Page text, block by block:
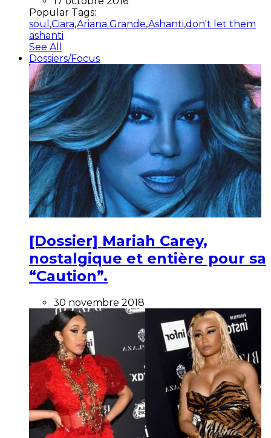
Popular Tags:
soul ,Ciara,Ariana Grande,Ashanti,don't let them
ashanti
See All
Dossiers/Focus
[Dossier] Mariah Carey,
nostalgique et entière pour sa
“Caution”.
30 novembre 2018